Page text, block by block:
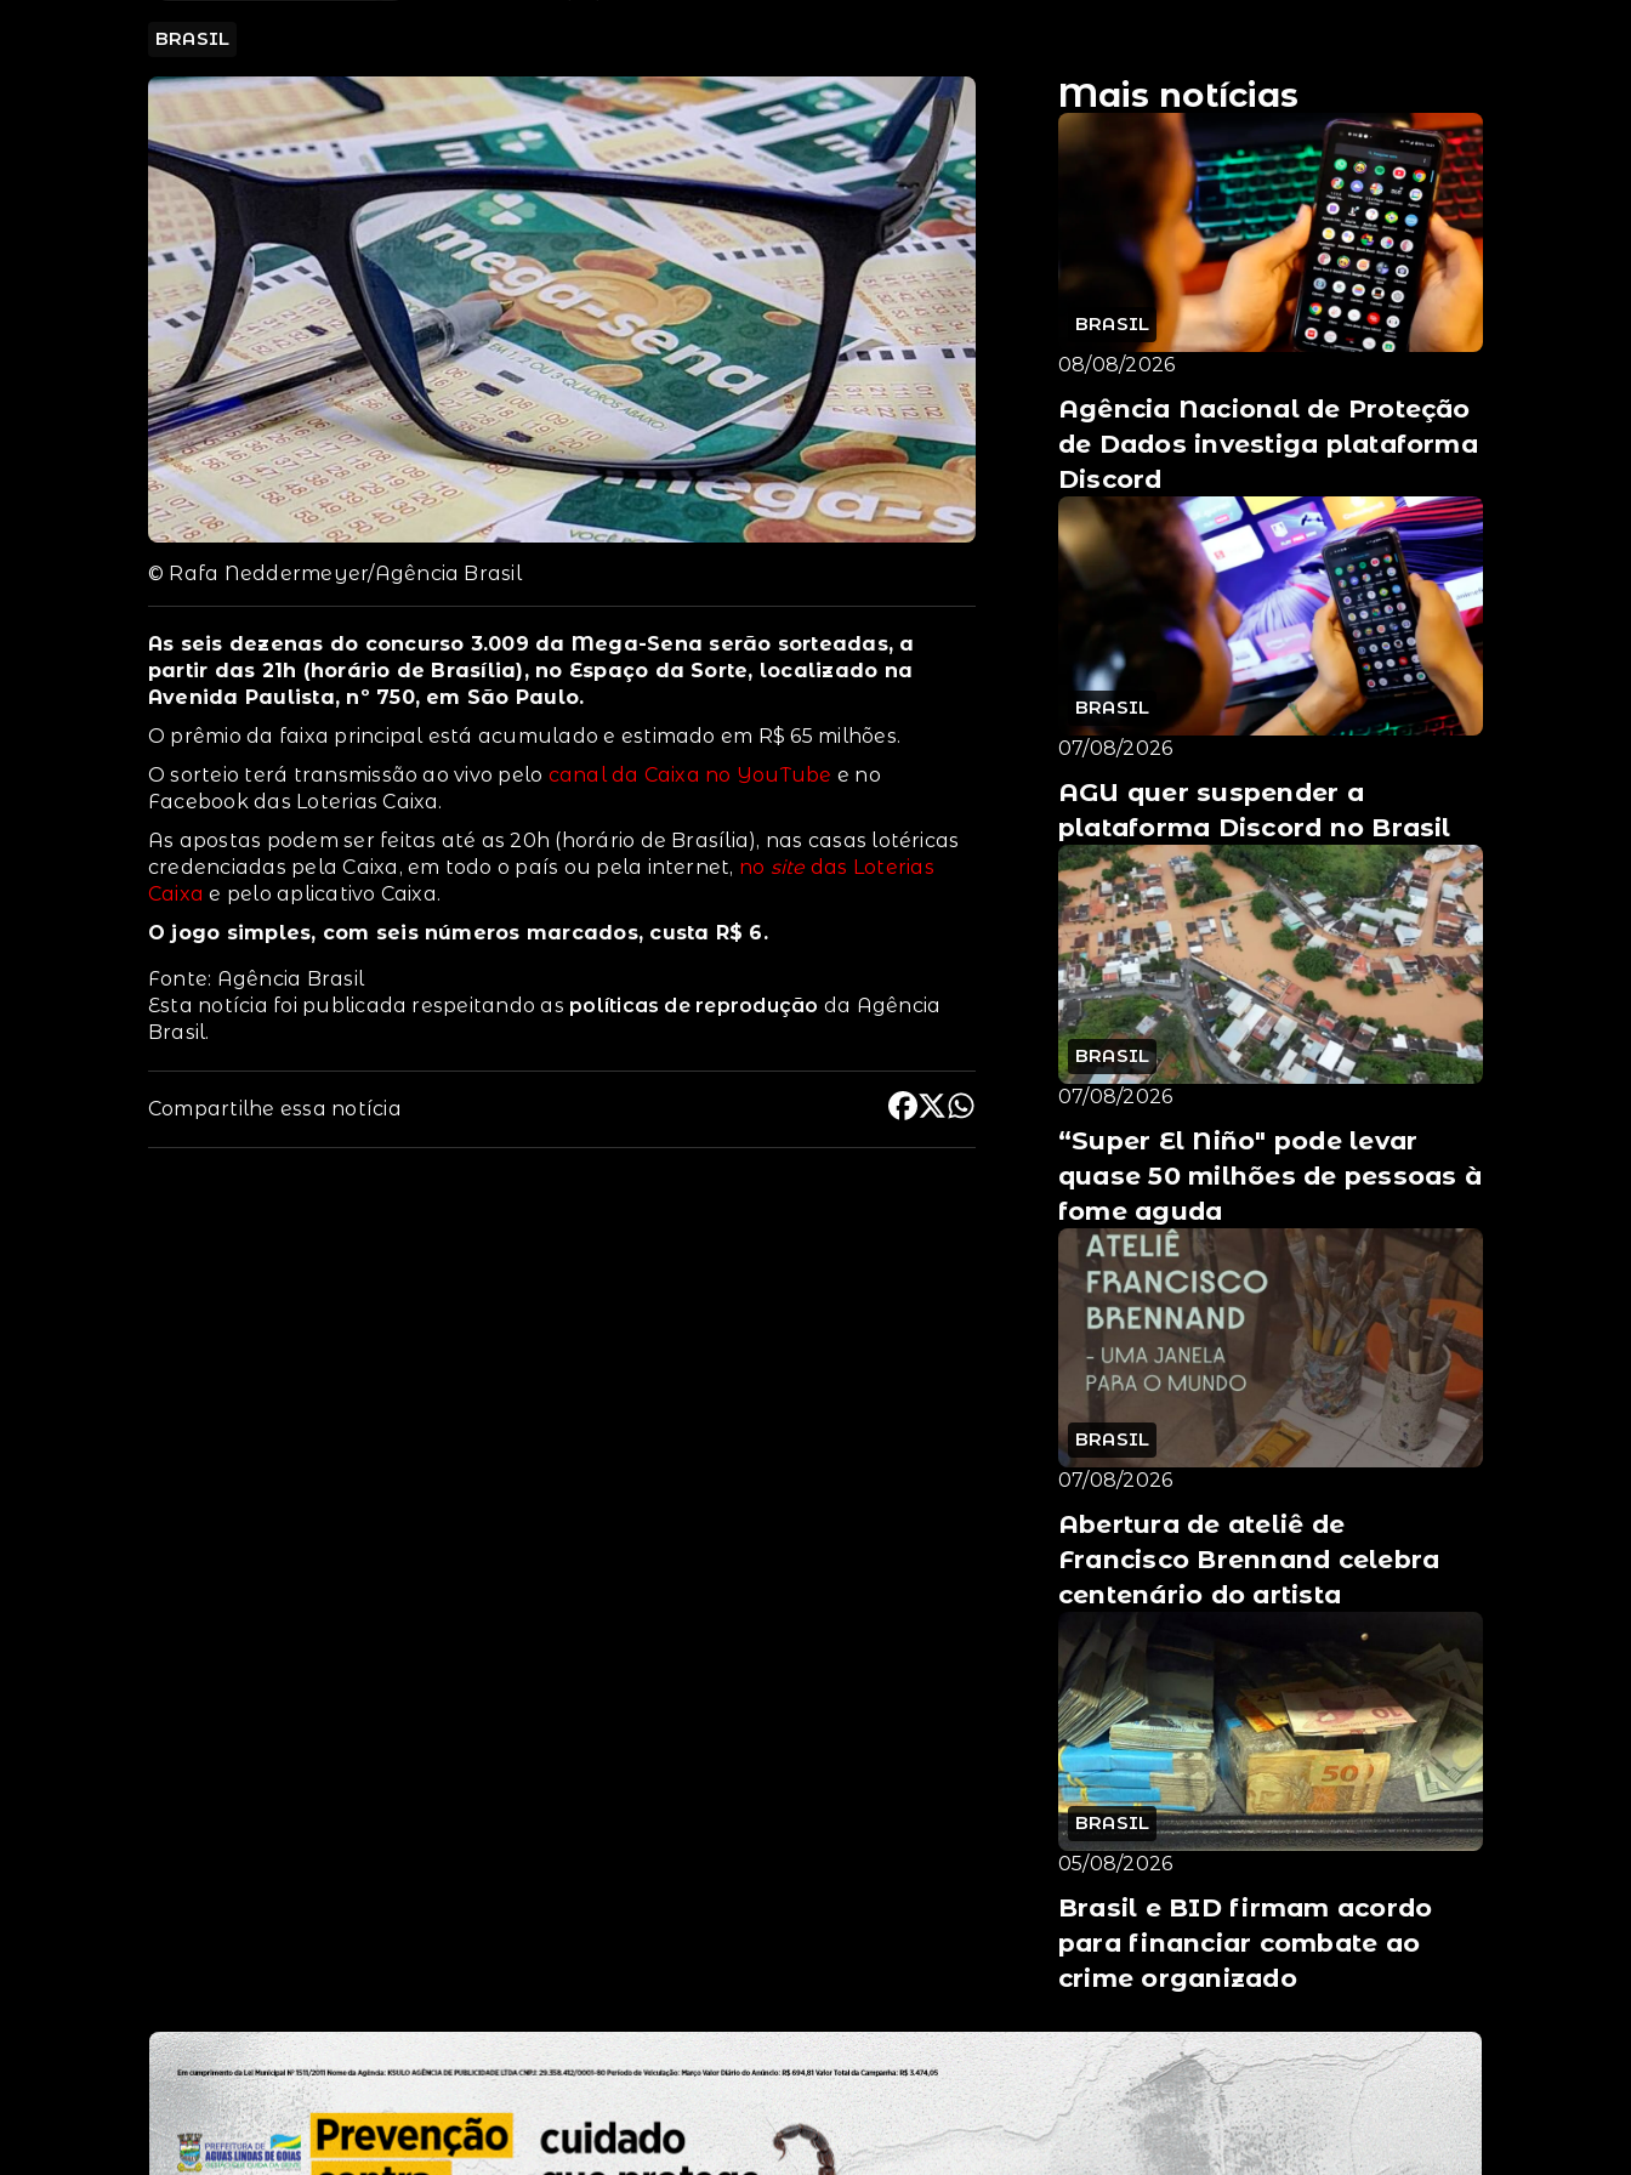
BRASIL
© Rafa Neddermeyer/Agência Brasil
As seis dezenas do concurso 3.009 da Mega-Sena serão sorteadas, a
partir das 21h (horário de Brasília), no Espaço da Sorte, localizado na
Avenida Paulista, nº 750, em São Paulo.
O prêmio da faixa principal está acumulado e estimado em R$ 65 milhões.
O sorteio terá transmissão ao vivo pelo canal da Caixa no YouTube e no
Facebook das Loterias Caixa.
As apostas podem ser feitas até as 20h (horário de Brasília), nas casas lotéricas
credenciadas pela Caixa, em todo o país ou pela internet, no sitedas Loterias
Caixa e pelo aplicativo Caixa.
O jogo simples, com seis números marcados, custa R$ 6.
Fonte: Agência Brasil
Esta notícia foi publicada respeitando as políticas de reprodução da Agência
Brasil.
Compartilhe essa notícia
Mais notícias
BRASIL
08/08/2026
Agência Nacional de Proteção
de Dados investiga plataforma
Discord
BRASIL
07/08/2026
AGU quer suspender a
plataforma Discord no Brasil
BRASIL
07/08/2026
“Super El Niño" pode levar
quase 50 milhões de pessoas à
fome aguda
BRASIL
07/08/2026
Abertura de ateliê de
Francisco Brennand celebra
centenário do artista
BRASIL
05/08/2026
Brasil e BID firmam acordo
para financiar combate ao
crime organizado